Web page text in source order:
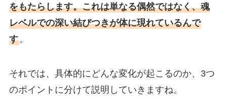
をもたらします。これは単なる偶然ではなく、魂
レベルでの深い結びつきが体に現れているんで
す。
それでは、具体的にどんな変化が起こるのか、3つ
のポイントに分けて説明していきますね。